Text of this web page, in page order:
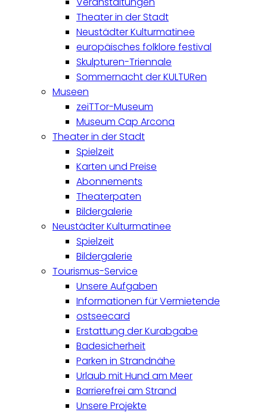
Theater in der Stadt
Neustädter Kulturmatinee
europäisches folklore festival
Skulpturen-Triennale
Sommernacht der KULTURen
Museen
zeiTTor-Museum
Museum Cap Arcona
Theater in der Stadt
Spielzeit
Karten und Preise
Abonnements
Theaterpaten
Bildergalerie
Neustädter Kulturmatinee
Spielzeit
Bildergalerie
Tourismus-Service
Unsere Aufgaben
Informationen für Vermietende
ostseecard
Erstattung der Kurabgabe
Badesicherheit
Parken in Strandnähe
Urlaub mit Hund am Meer
Barrierefrei am Strand
Unsere Projekte